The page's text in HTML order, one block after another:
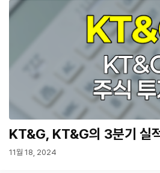
KT&G, KT&G의 3분기 실
11월 18, 2024